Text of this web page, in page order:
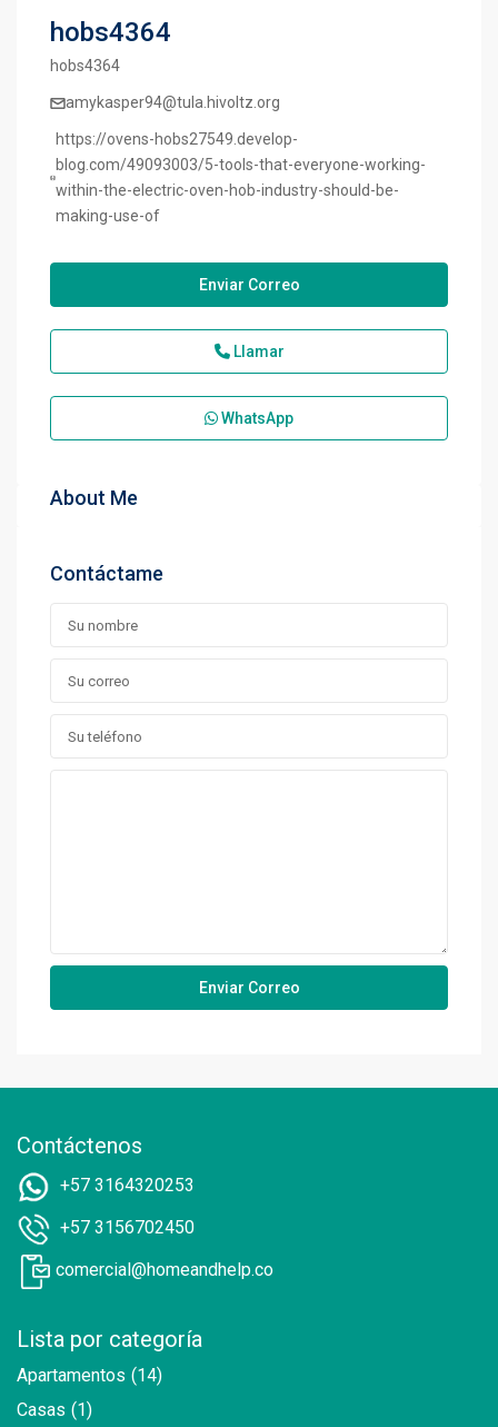
hobs4364
hobs4364
amykasper94@tula.hivoltz.org
https://ovens-hobs27549.develop-
blog.com/49093003/5-tools-that-everyone-working-
within-the-electric-oven-hob-industry-should-be-
making-use-of
Enviar Correo
Llamar
WhatsApp
About Me
Contáctame
Contáctenos
+57 3164320253
+57 3156702450
comercial@homeandhelp.co
Lista por categoría
Apartamentos (14)
Casas (1)